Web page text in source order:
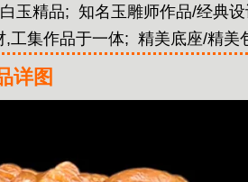
玉精品; 知名玉雕师作品/经典
工集作品于一体; 精美底座/精美
详图